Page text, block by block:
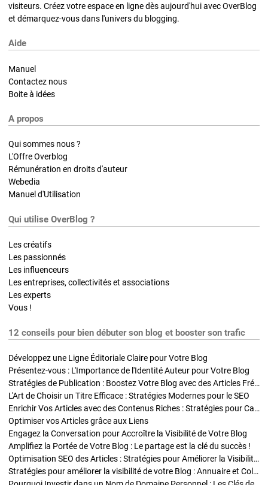
visiteurs. Créez votre espace en ligne dès aujourd'hui avec OverBlog
et démarquez-vous dans l'univers du blogging.
Aide
Manuel
Contactez nous
Boite à idées
A propos
Qui sommes nous ?
L'Offre Overblog
Rémunération en droits d'auteur
Webedia
Manuel d'Utilisation
Qui utilise OverBlog ?
Les créatifs
Les passionnés
Les influenceurs
Les entreprises, collectivités et associations
Les experts
Vous !
12 conseils pour bien débuter son blog et booster son trafic
Développez une Ligne Éditoriale Claire pour Votre Blog
Présentez-vous : L'Importance de l'Identité Auteur pour Votre Blog
Stratégies de Publication : Boostez Votre Blog avec des Articles Fréquents et Exclusifs
L'Art de Choisir un Titre Efficace : Stratégies Modernes pour le SEO
Enrichir Vos Articles avec des Contenus Riches : Stratégies pour Captiver et Optimiser
Optimiser vos Articles grâce aux Liens
Engagez la Conversation pour Accroître la Visibilité de Votre Blog
Amplifiez la Portée de Votre Blog : Le partage est la clé du succès !
Optimisation SEO des Articles : Stratégies pour Améliorer la Visibilité de Votre Blog
Stratégies pour améliorer la visibilité de votre Blog : Annuaire et Collaborations